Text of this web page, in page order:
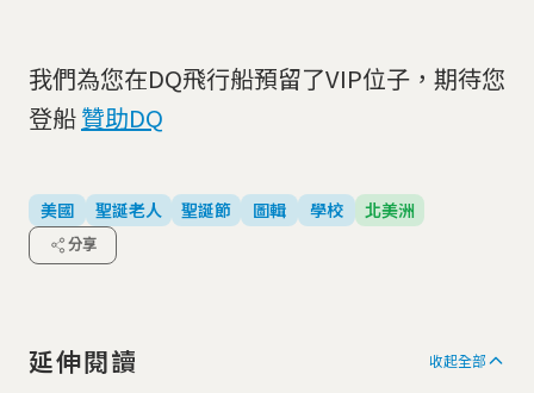
我們為您在DQ飛行船預留了VIP位子，期待您
登船贊助DQ
美國 聖誕老人 聖誕節 圖輯 學校 北美洲
分享
延伸閱讀 收起全部